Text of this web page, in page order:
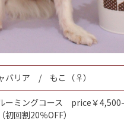
バリア / もこ（♀）
ーミングコース price￥
初回割20％OFF）